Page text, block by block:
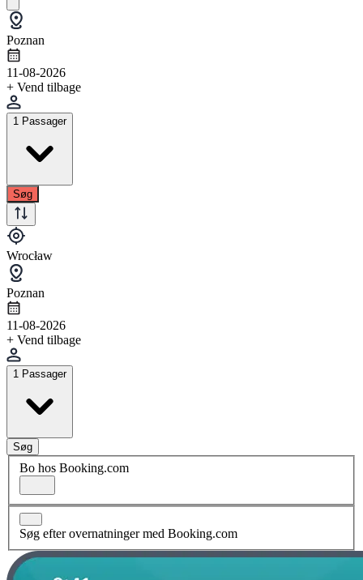
Poznan
11-08-2026
+ Vend tilbage
1 Passager
Søg
Wrocław
Poznan
11-08-2026
+ Vend tilbage
1 Passager
Søg
Bo hos Booking.com
Søg efter overnatninger med Booking.com